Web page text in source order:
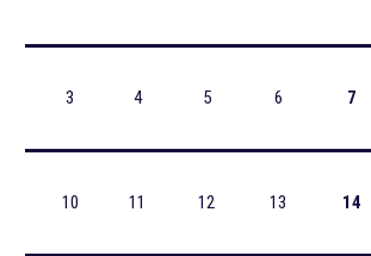
3 4 5 6 7
10 11 12 13 14